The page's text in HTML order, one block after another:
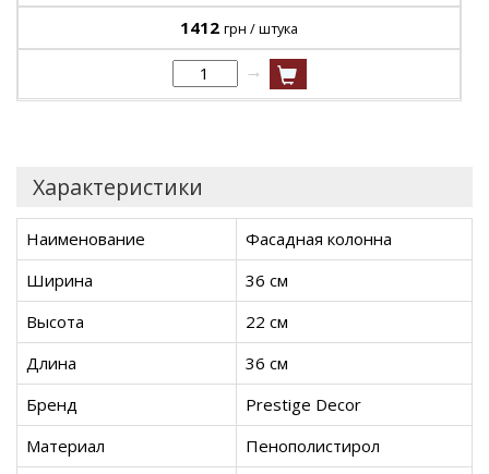
1412 грн / штука
→
Характеристики
Наименование
Фасадная колонна
Ширина
36 см
Высота
22 см
Длина
36 см
Бренд
Prestige Decor
Материал
Пенополистирол